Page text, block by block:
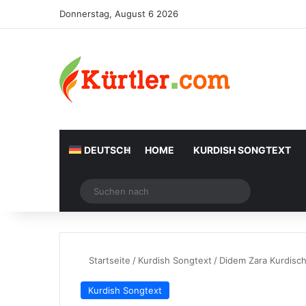
Donnerstag, August 6 2026
DEUTSCH HOME KURDISH SONGTEXT
Zufälliger Artikel
nach
Startseite / Kurdish Songtext / Didem Zara
Kurdish Songtext